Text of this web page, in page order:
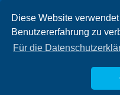
Diese Website
Benutzererfahrung zu
Für die
zum
Inhalt